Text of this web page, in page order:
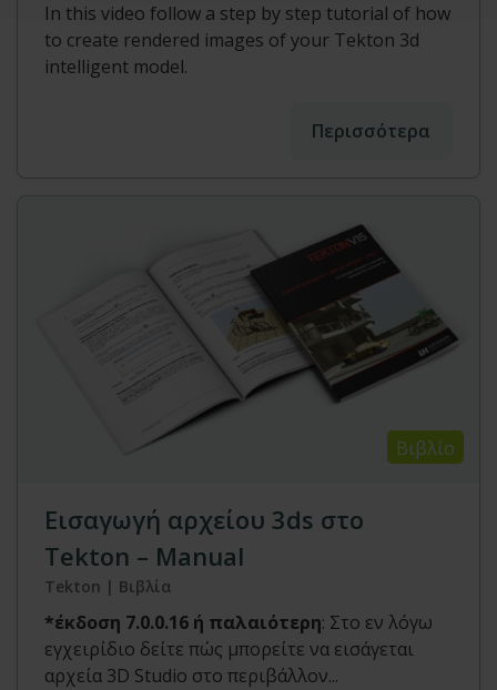
In this video follow a step by step tutorial of how
to create rendered images of your Tekton 3d
intelligent model.
Περισσότερα
Βιβλίο
Εισαγωγή αρχείου 3ds στο
Tekton – Manual
Tekton | Βιβλία
*έκδοση 7.0.0.16 ή παλαιότερη: Στο εν λόγω
εγχειρίδιο δείτε πώς μπορείτε να εισάγεται
αρχεία 3D Studio στο περιβάλλον...